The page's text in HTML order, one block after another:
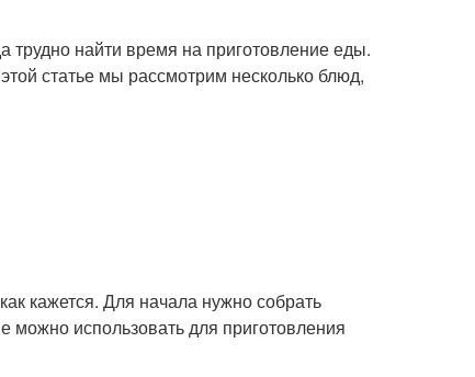
трудно найти время на приготовление еды.
статье мы рассмотрим несколько блюд,
кажется. Для начала нужно собрать
можно использовать для приготовления